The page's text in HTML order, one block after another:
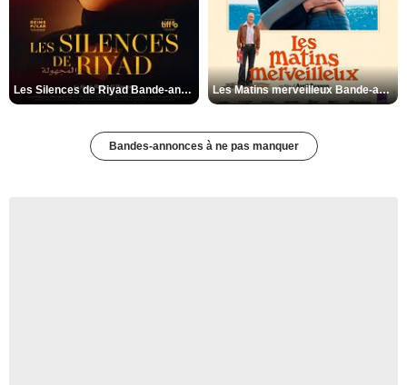
Les Silences de Riyad Bande-annonce VO STFR Les Matins merveilleux Bande-annonce VF
Bandes-annonces à ne pas manquer